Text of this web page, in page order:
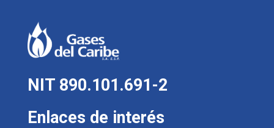
NIT 890.101.691-2
Enlaces de interés